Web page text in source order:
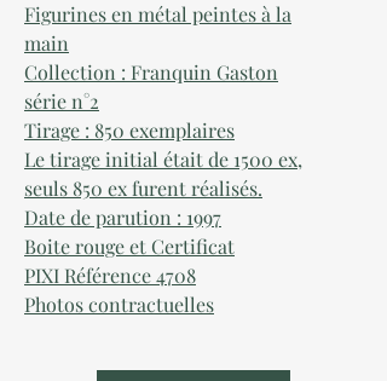
Figurines en métal peintes à la
main
Collection : Franquin Gaston
série n°2
Tirage : 850 exemplaires
Le tirage initial était de 1500 ex,
seuls 850 ex furent réalisés.
Date de parution : 1997
Boite rouge et Certificat
PIXI Référence 4708
Photos contractuelles